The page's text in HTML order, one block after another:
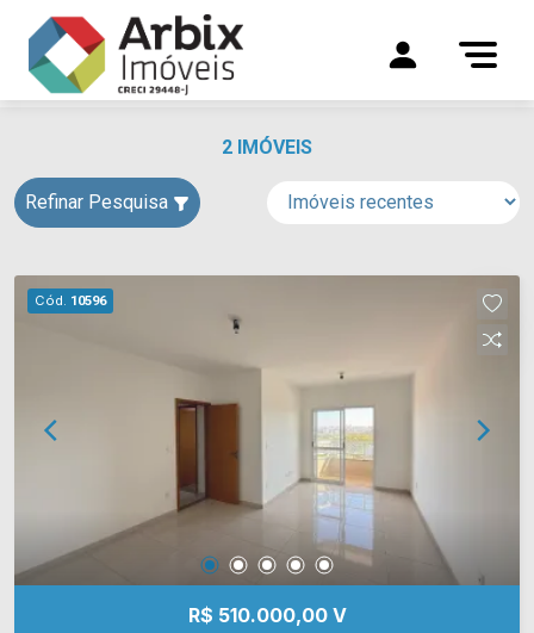
2 IMÓVEIS
Refinar Pesquisa
Cód. 10596
R$ 510.000,00 V